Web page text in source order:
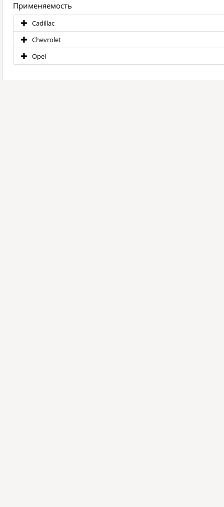
Применяемость
Cadillac
Chevrolet
Opel